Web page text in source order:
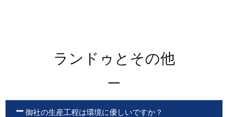
ランドゥとその他
御社の生産工程は環境に優しいですか？